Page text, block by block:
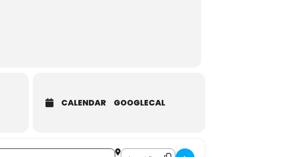
CALENDAR GOOGLECAL
Destination Address - Pop Crimes []